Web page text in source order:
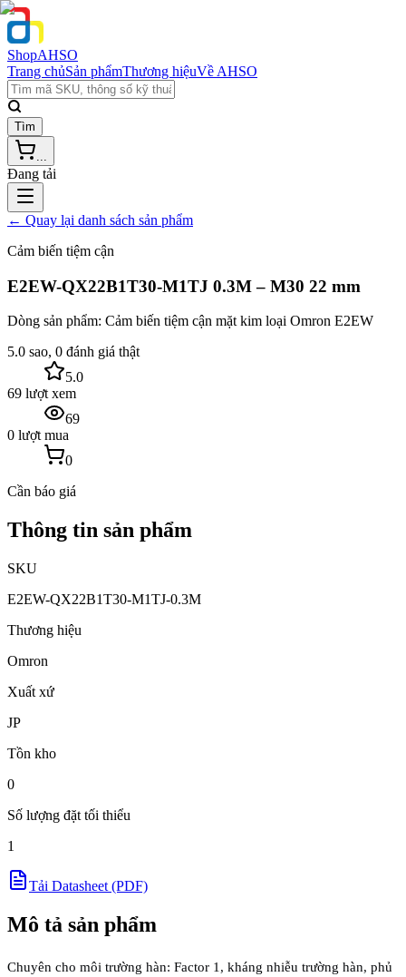
ShopAHSO
Trang chủSản phẩmThương hiệuVề AHSO
Tìm
...
Đang tải
← Quay lại danh sách sản phẩm
Cảm biến tiệm cận
E2EW-QX22B1T30-M1TJ 0.3M – M30 22 mm
Dòng sản phẩm: Cảm biến tiệm cận mặt kim loại Omron E2EW
5.0 sao, 0 đánh giá thật
5.0
69 lượt xem
69
0 lượt mua
0
Cần báo giá
Thông tin sản phẩm
SKU
E2EW-QX22B1T30-M1TJ-0.3M
Thương hiệu
Omron
Xuất xứ
JP
Tồn kho
0
Số lượng đặt tối thiểu
1
Tải Datasheet (PDF)
Mô tả sản phẩm
Chuyên cho môi trường hàn: Factor 1, kháng nhiễu trường hàn, phủ